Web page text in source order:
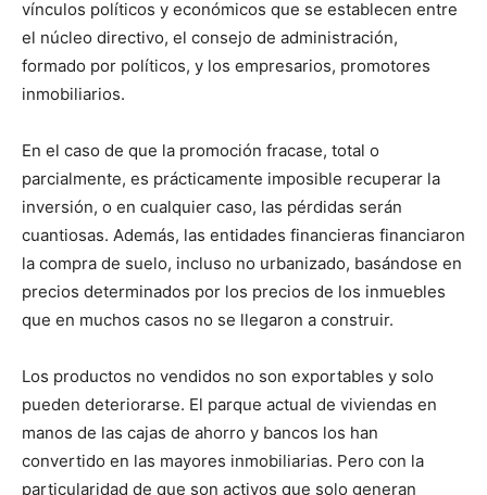
vínculos políticos y económicos que se establecen entre
el núcleo directivo, el consejo de administración,
formado por políticos, y los empresarios, promotores
inmobiliarios.
En el caso de que la promoción fracase, total o
parcialmente, es prácticamente imposible recuperar la
inversión, o en cualquier caso, las pérdidas serán
cuantiosas. Además, las entidades financieras financiaron
la compra de suelo, incluso no urbanizado, basándose en
precios determinados por los precios de los inmuebles
que en muchos casos no se llegaron a construir.
Los productos no vendidos no son exportables y solo
pueden deteriorarse. El parque actual de viviendas en
manos de las cajas de ahorro y bancos los han
convertido en las mayores inmobiliarias. Pero con la
particularidad de que son activos que solo generan